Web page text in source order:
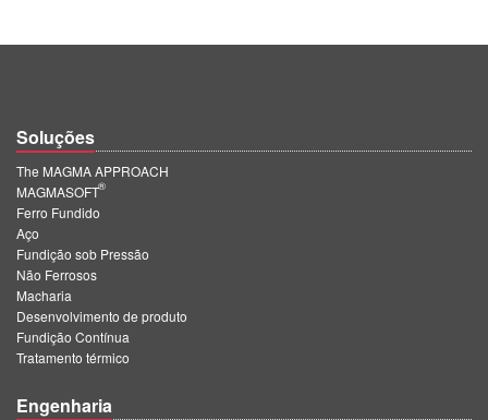
Soluções
The MAGMA APPROACH
MAGMASOFT
®
Ferro Fundido
Aço
Fundição sob Pressão
Não Ferrosos
Macharia
Desenvolvimento de produto
Fundição Contínua
Tratamento térmico
Engenharia